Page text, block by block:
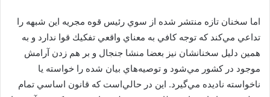
اما سخنان تازه منتشر شده از سوي رئيس قوه مجريه اين شبهه را
تداعي مي‌كند كه توجه كافي به معناي واقعي تفكيك قوا ندارد و به
همين دليل سخنانشان نيز بعضا منشا جنجال و بر هم زدن آرامش
موجود در كشور مي‌شود و توصيه‌هاي بيان شده را خواسته يا
ناخواسته ناديده مي‌گيرد. اين در حالي‌است كه قانون اساسي تمام